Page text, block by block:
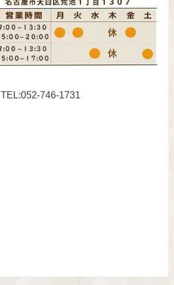
TEL:052-746-1731